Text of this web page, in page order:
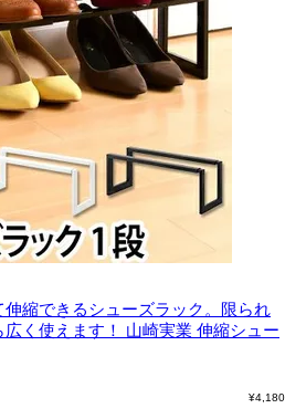
縮できるシューズラック。限られ
く使えます！
山崎実業 伸縮シュー
¥4,180